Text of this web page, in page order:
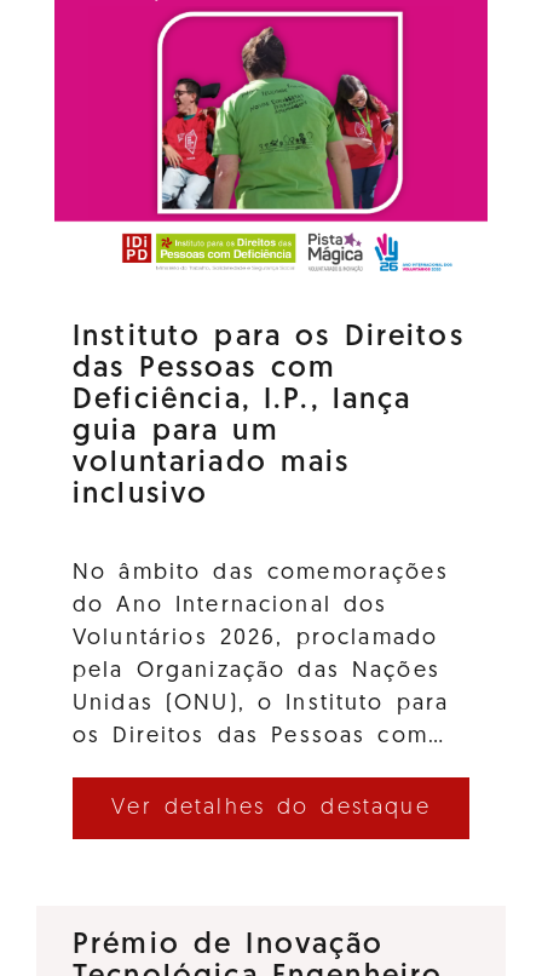
Instituto para os Direitos
das Pessoas com
Deficiência, I.P., lança
guia para um
voluntariado mais
inclusivo
No âmbito das comemorações
do Ano Internacional dos
Voluntários 2026, proclamado
pela Organização das Nações
Unidas (ONU), o Instituto para
os Direitos das Pessoas com…
Ver detalhes do destaque
Prémio de Inovação